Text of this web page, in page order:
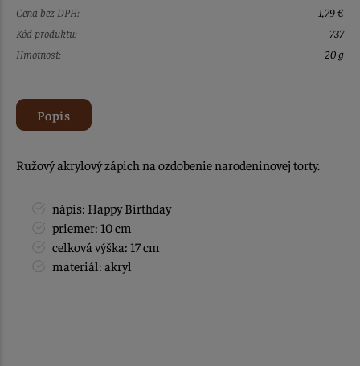
Cena bez DPH:
1,79 €
Kód produktu:
737
Hmotnosť:
20 g
Popis
Ružový akrylový zápich na ozdobenie narodeninovej torty.
nápis: Happy Birthday
priemer: 10 cm
celková výška: 17 cm
materiál: akryl